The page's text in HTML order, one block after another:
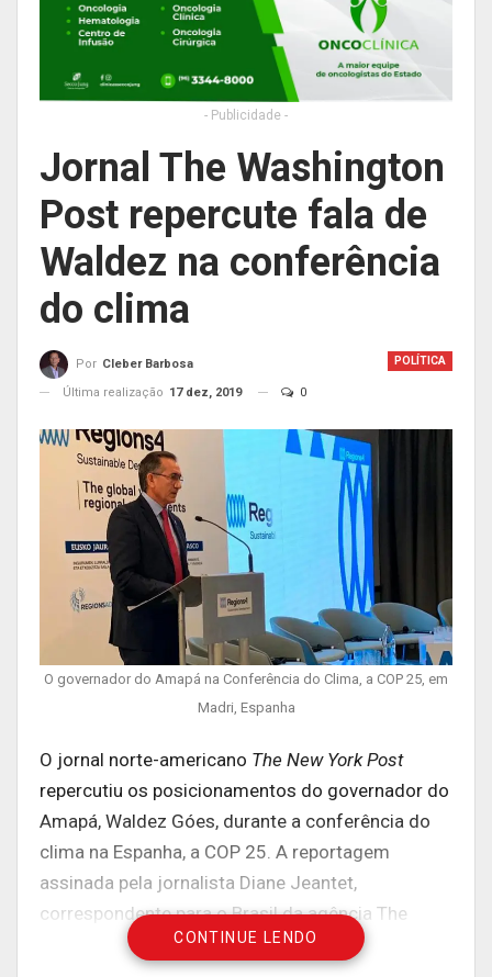
- Publicidade -
Jornal The Washington
Post repercute fala de
Waldez na conferência
do clima
POLÍTICA
Por Cleber Barbosa
Última realização 17 dez, 2019 0
O governador do Amapá na Conferência do Clima, a COP 25, em
Madri, Espanha
O jornal norte-americano The New York Post
repercutiu os posicionamentos do governador do
Amapá, Waldez Góes, durante a conferência do
clima na Espanha, a COP 25. A reportagem
assinada pela jornalista Diane Jeantet,
correspondente para o Brasil da agência The
Associated Press, a representatividade de ser o
CONTINUE LENDO